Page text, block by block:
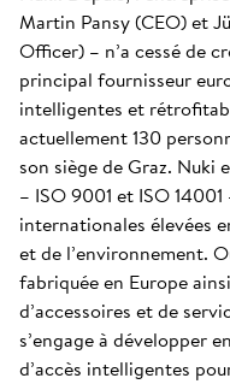
Martin Pansy (CEO) et
Officer) – n’a cessé de
principal fournisseur
intelligentes et
actuellement 130
son siège de Graz. Nuki
– ISO 9001 et ISO
internationales élevées
et de l’environnement.
fabriquée en Europe
d’accessoires et de
s’engage à développer
d’accès intelligentes